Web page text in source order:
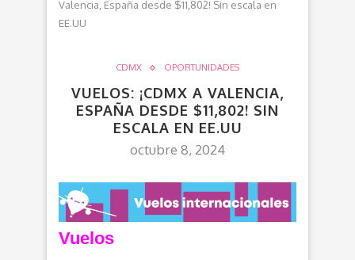
Valencia, España desde $11,802! Sin escala en
EE.UU
CDMX OPORTUNIDADES
VUELOS: ¡CDMX A VALENCIA,
ESPAÑA DESDE $11,802! SIN
ESCALA EN EE.UU
octubre 8, 2024
Vuelos